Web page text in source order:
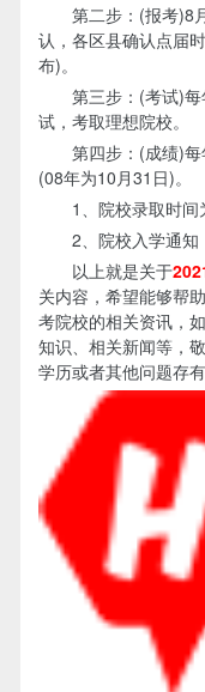
第二步：(报考)8月
认，各区县确认点届
布)。
第三步：(考试)每
试，考取理想院校。
第四步：(成绩)每
(08年为10月31日)。
1、院校录取时间
2、院校入学通知
以上就是关于
关内容，希望能够帮
考院校的相关资讯，
知识、相关新闻等，
学历或者其他问题存